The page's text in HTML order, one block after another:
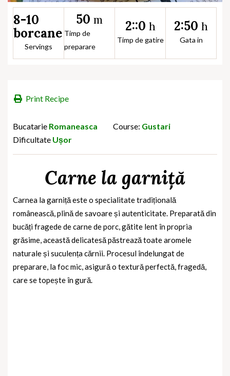
8-10
borcane
Servings
50 m
Timp de
preparare
2::0 h
Timp de gatire
2:50 h
Gata in
Print Recipe
Bucatarie Romaneasca Course: Gustari
Dificultate Ușor
Carne la garniță
Carnea la garniță este o specialitate tradițională
românească, plină de savoare și autenticitate. Preparată din
bucăți fragede de carne de porc, gătite lent în propria
grăsime, această delicatesă păstrează toate aromele
naturale și suculența cărnii. Procesul îndelungat de
preparare, la foc mic, asigură o textură perfectă, fragedă,
care se topește în gură.